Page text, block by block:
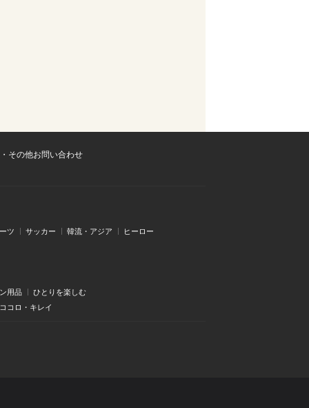
その他お問い合わせ
ツ サッカー 韓流・アジア ヒーロー
用品
ひとりを楽しむ
コロ・キレイ